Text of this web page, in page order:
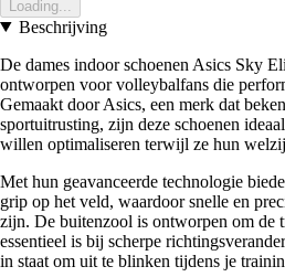
Loading...
Beschrijving
De dames indoor schoenen Asics Sky
ontworpen voor volleybalfans die
Gemaakt door Asics, een merk dat
sportuitrusting, zijn deze schoenen
willen optimaliseren terwijl ze hun
Met hun geavanceerde technologie
grip op het veld, waardoor snelle en
zijn. De buitenzool is ontworpen om de
essentieel is bij scherpe
in staat om uit te blinken tijdens je